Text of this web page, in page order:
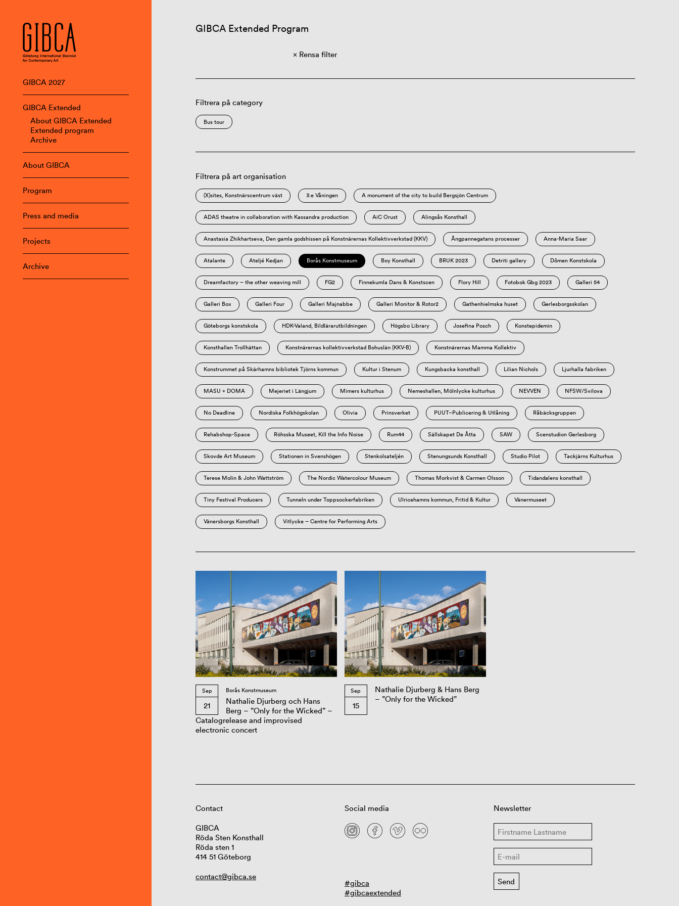
GIBCA 2027
GIBCA Extended
About GIBCA Extended
Extended program
Archive
About GIBCA
Program
Press and media
Projects
Archive
GIBCA Extended Program
Rensa filter
Filtrera på category
Bus tour
Filtrera på art organisation
(X)sites, Konstnärscentrum väst 3:e Våningen A monument of the city to build Bergsjön Centrum
ADAS theatre in collaboration with Kassandra production AiC Orust Alingsås Konsthall
Anastasia Zhikhartseva, Den gamla godshissen på Konstnärernas Kollektivverkstad (KKV) Ångpannegatans processer Anna-Maria Saar
Atalante Ateljé Kedjan Borås Konstmuseum Boy Konsthall BRUK 2023 Detriti gallery Dômen Konstskola
Dreamfactory – the other weaving mill FG2 Finnekumla Dans & Konstscen Flory Hill Fotobok Gbg 2023 Galleri 54
Galleri Box Galleri Four Galleri Majnabbe Galleri Monitor & Rotor2 Gathenhielmska huset Gerlesborgsskolan
Göteborgs konstskola HDK-Valand, Bildlärarutbildningen Högsbo Library Josefina Posch Konstepidemin
Konsthallen Trollhättan Konstnärernas kollektivverkstad Bohuslän (KKV-B) Konstnärernas Mamma Kollektiv
Konstrummet på Skärhamns bibliotek Tjörns kommun Kultur i Stenum Kungsbacka konsthall Lilian Nichols Ljurhalla fabriken
MASU + DOMA Mejeriet i Längjum Mimers kulturhus Nemeshallen, Mölnlycke kulturhus NEVVEN NFSW/Svilova
No Deadline Nordiska Folkhögskolan Olivia Prinsverket PUUT–Publicering & Utlåning Råbäcksgruppen
Rehabshop-Space Röhsska Museet, Kill the Info Noise Rum44 Sällskapet De Åtta SAW Scenstudion Gerlesborg
Skovde Art Museum Stationen in Svenshögen Stenkolsateljén Stenungsunds Konsthall Studio Pilot Tackjärns Kulturhus
Terese Molin & John Wattström The Nordic Watercolour Museum Thomas Morkvist & Carmen Olsson Tidandalens konsthall
Tiny Festival Producers Tunneln under Toppsockerfabriken Ulricehamns kommun, Fritid & Kultur Vänermuseet
Vänersborgs Konsthall Vitlycke – Centre for Performing Arts
Sep
21
Borås Konstmuseum
Nathalie Djurberg och Hans
Berg – ”Only for the Wicked” –
Catalogrelease and improvised
electronic concert
Sep
15
Nathalie Djurberg & Hans Berg
– ”Only for the Wicked”
Contact
GIBCA
Röda Sten Konsthall
Röda sten 1
414 51 Göteborg
contact@gibca.se
Social media
#gibca
#gibcaextended
Newsletter